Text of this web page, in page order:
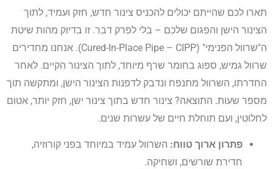
תארו לכם שהייתם יכולים להכניס צינור חדש, חזק ועמיד, לתוך
הצינור הישן והפגום שלכם – בלי לפרק דבר. זו בדיוק מהות שיטת
ה"שרוול הפנימי" (Cured-In-Place Pipe – CIPP). אנחנו מחדירים
שרוול גמיש, ספוג בחומר שרף מיוחד, לתוך הצינור הקיים. לאחר
החדרתו, השרוול מתנפח ונדבק לדפנות הצינור הישן, ומתקשה תוך
מספר שעות. התוצאה? צינור חדש בתוך צינור ישן, חזק יותר, אטום
לחלוטין, ועם תוחלת חיים של עשרות שנים.
פתרון ארוך טווח: השרוול עמיד במיוחד בפני קורוזיה,
חדירת שורשים, ושחיקה.